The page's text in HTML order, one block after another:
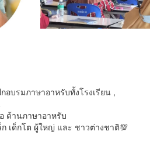
อบรมภาษาอาหรับทั้งโรงเรียน ,
ด้านภาษาอาหรับ
เด็กโต ผู้ใหญ่ และ ชาวต่างชาติ💯